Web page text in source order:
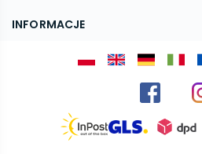
Blog
FAQ
INFORMACJE